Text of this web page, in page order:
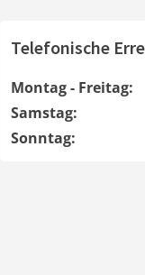
Telefonische
Montag - Freitag:
Samstag:
Sonntag: